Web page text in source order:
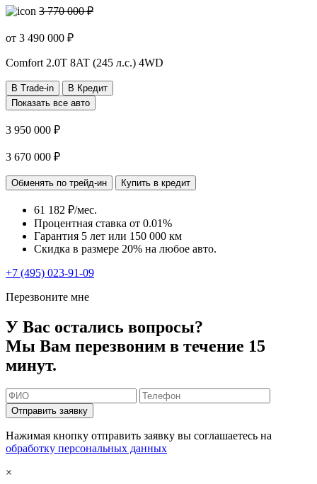
3 770 000 ₽
от 3 490 000 ₽
Comfort 2.0T 8AT (245 л.с.) 4WD
В Trade-in
В Кредит
Показать все авто
3 950 000 ₽
3 670 000 ₽
Обменять по трейд-ин Купить в кредит
61 182 ₽/мес.
Процентная ставка от 0.01%
Гарантия 5 лет или 150 000 км
Скидка в размере 20% на любое авто.
+7 (495) 023-91-09
Перезвоните мне
У Вас остались вопросы?
Мы Вам перезвоним в течение 15
минут.
Отправить заявку
Нажимая кнопку отправить заявку вы соглашаетесь на
обработку персональных данных
×